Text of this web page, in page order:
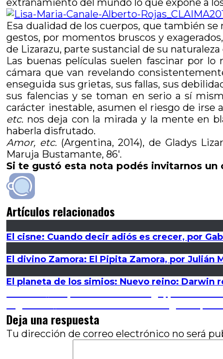
extrañamiento del mundo lo que expone a
Esa dualidad de los cuerpos, que también
gestos, por momentos bruscos y
de Lizarazu, parte sustancial de su
Las buenas películas suelen fascinar por
cámara que van revelando
enseguida sus grietas, sus fallas, sus
sus falencias y se toman en serio a sí
carácter inestable, asumen el riesgo de irse
etc. nos deja con la mirada y la mente en
haberla disfrutado.
Amor, etc. (Argentina, 2014), de Gladys
Maruja Bustamante, 86′.
Si te gustó esta nota podés invitarnos un
Artículos relacionados
El cisne: Cuando decir adiós es crecer, por
El divino Zamora: El Pipita Zamora, por Julián
El planeta de los simios: Nuevo reino: Darwin
Navegación
de
entradas
siguiente:
Deja una respuesta
Tu dirección de correo electrónico no será